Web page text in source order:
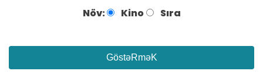
Növ: Kino Sıra
GöstəRməK